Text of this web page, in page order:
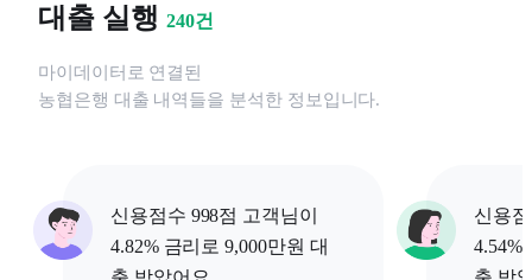
대출 실행 240건
마이데이터로 연결된
농협은행 대출 내역들을 분석한 정보입니다.
신용점수 998점 고객님이
4.82% 금리로 9,000만원 대
신용
4.54%